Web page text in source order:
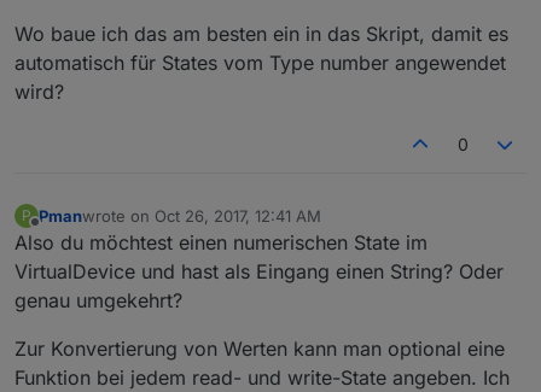
Wo baue ich das am besten ein in das Skript, damit es
automatisch für States vom Type number angewendet
wird?
0
P
Offline
Pmanwrote on Oct 26, 2017, 12:41 AM
last edited by
Also du möchtest einen numerischen State im
VirtualDevice und hast als Eingang einen String? Oder
genau umgekehrt?
Zur Konvertierung von Werten kann man optional eine
Funktion bei jedem read- und write-State angeben. Ich